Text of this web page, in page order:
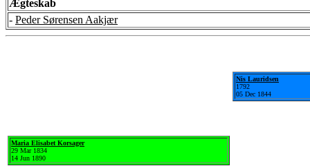
Ægteskab
- Peder Sørensen Aakjær
Maria Elisabet Korsager
29 Mar 1834
14 Jun 1890
Nis Lauridsen
1792
05 Dec 1844